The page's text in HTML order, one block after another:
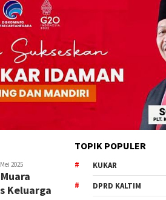
2025
Keluarga
TOPIK POPULER
KUKAR
DPRD KALTIM